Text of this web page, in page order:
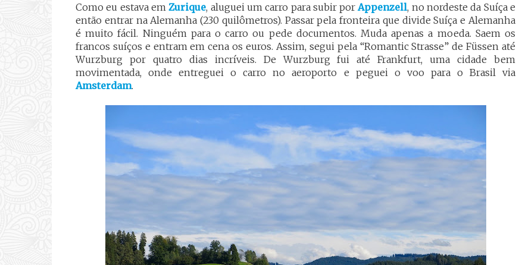
Como eu estava emZurique, aluguei um carro para subir porAppenzell, no nordeste da Suíça e
então entrar na Alemanha (230 quilômetros). Passar pela fronteira que divide Suíça e Alemanha
é muito fácil. Ninguém para o carro ou pede documentos. Muda apenas a moeda. Saem os
francos suíços e entram em cena os euros. Assim, segui pela “Romantic Strasse” de Füssen até
Wurzburg por quatro dias incríveis. De Wurzburg fui até Frankfurt, uma cidade bem
movimentada, onde entreguei o carro no aeroporto e peguei o voo para o Brasil via
Amsterdam.